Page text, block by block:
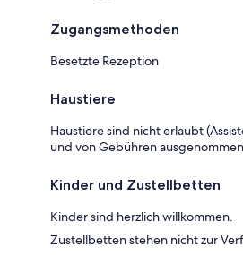
Zugangsmethoden
Besetzte Rezeption
Haustiere
Haustiere sind nicht erlaubt
und von Gebühren
Kinder und Zustellbetten
Kinder sind herzlich willkommen.
Zustellbetten stehen nicht zur